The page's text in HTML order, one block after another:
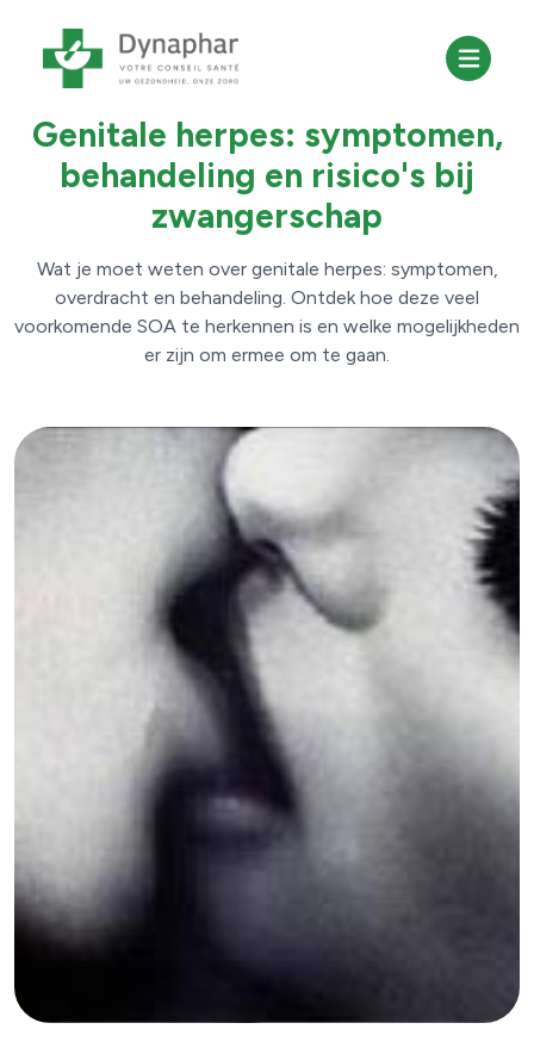
Dermatologie
Genitale herpes: symptomen,
behandeling en risico's bij
zwangerschap
Wat je moet weten over genitale herpes: symptomen,
overdracht en behandeling. Ontdek hoe deze veel
voorkomende SOA te herkennen is en welke mogelijkheden
er zijn om ermee om te gaan.